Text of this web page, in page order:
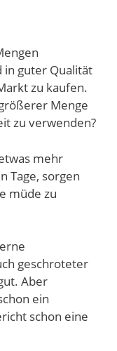
in guter Qualität
zu kaufen.
Menge
zu verwenden?
mehr
Tage, sorgen
müde zu
geschroteter
Aber
ein
schon eine